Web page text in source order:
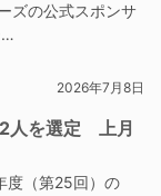
ズの公式スポンサ
…
2026年7月8日
人を選定 上月
（第25回）の